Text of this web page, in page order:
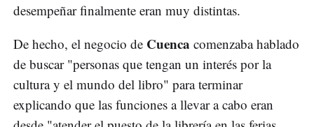
desempeñar finalmente eran muy distintas.
De hecho, el negocio de Cuenca comenzaba hablado
de buscar "personas que tengan un interés por la
cultura y el mundo del libro" para terminar
explicando que las funciones a llevar a cabo eran